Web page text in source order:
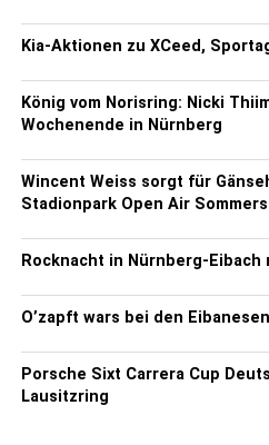
Kia-Aktionen zu XCeed,
König vom Norisring: Nicki
Wochenende in Nürnberg
Wincent Weiss sorgt für
Stadionpark Open Air Sommers
Rocknacht in Nürnberg-Eibach
O’zapft wars bei den
Porsche Sixt Carrera Cup
Lausitzring